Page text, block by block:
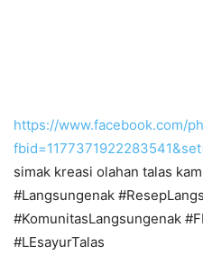
https://www.facebook.com/
simak kreasi olahan talas
#Langsungenak
#KomunitasLangsungenak
#LEsayurTalas